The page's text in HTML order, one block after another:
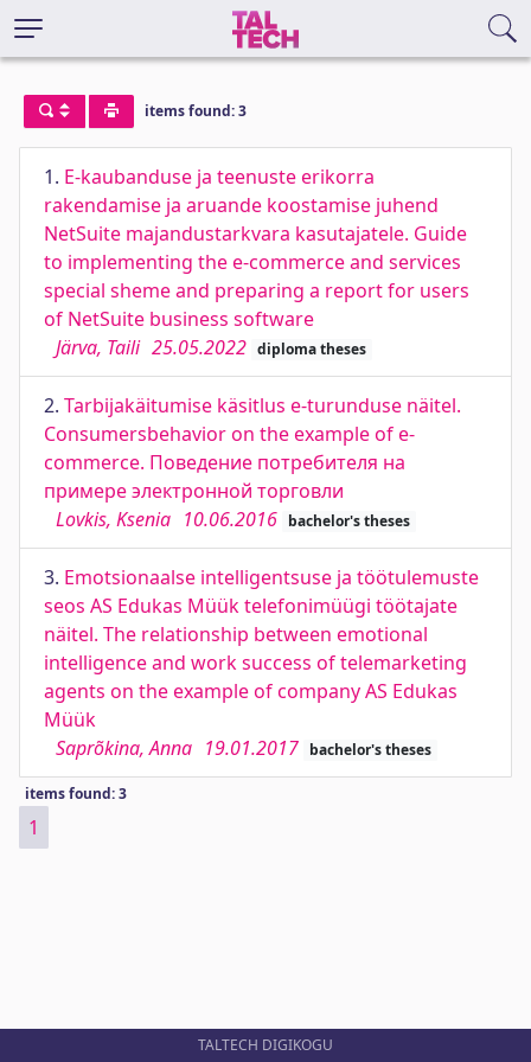
items found: 3
1. E-kaubanduse ja teenuste erikorra
rakendamise ja aruande koostamise juhend
NetSuite majandustarkvara kasutajatele. Guide
to implementing the e-commerce and services
special sheme and preparing a report for users
of NetSuite business software
Järva, Taili 25.05.2022 diploma theses
2. Tarbijakäitumise käsitlus e-turunduse näitel.
Consumersbehavior on the example of e-
commerce. Поведение потребителя на
примере электронной торговли
Lovkis, Ksenia 10.06.2016 bachelor's theses
3. Emotsionaalse intelligentsuse ja töötulemuste
seos AS Edukas Müük telefonimüügi töötajate
näitel. The relationship between emotional
intelligence and work success of telemarketing
agents on the example of company AS Edukas
Müük
Saprõkina, Anna 19.01.2017 bachelor's theses
items found: 3
1
TALTECH DIGIKOGU